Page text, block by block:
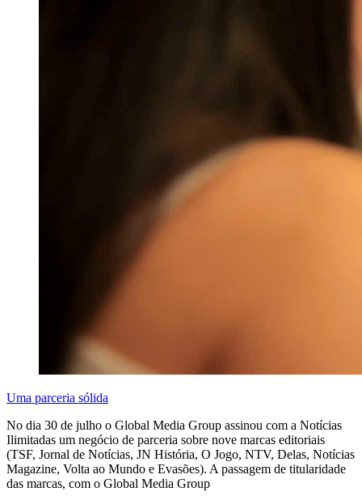
Uma parceria sólida
No dia 30 de julho o Global Media Group assinou com a Notícias
Ilimitadas um negócio de parceria sobre nove marcas editoriais
(TSF, Jornal de Notícias, JN História, O Jogo, NTV, Delas, Notícias
Magazine, Volta ao Mundo e Evasões). A passagem de titularidade
das marcas, com o Global Media Group